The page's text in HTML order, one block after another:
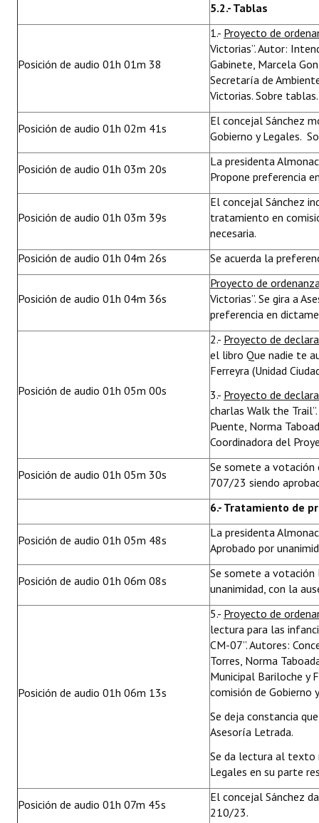
5.2.- Tablas
Posición de audio 01h 01m 38
1.- Proyecto de
Victorias”. Autor:
Gabinete, Marcela
Secretaría de
Victorias. Sobre tablas.
Posición de audio 01h 02m 41s
El concejal Sánchez
Gobierno y Legales.
Posición de audio 01h 03m 20s
La presidenta
Propone preferencia
Posición de audio 01h 03m 39s
El concejal Sánchez
tratamiento en
necesaria.
Posición de audio 01h 04m 26s
Se acuerda la
Posición de audio 01h 04m 36s
Proyecto de
Victorias”. Se gira a
preferencia en
Posición de audio 01h 05m 00s
2.- Proyecto de
el libro Que nadie te
Ferreyra (Unidad
3.- Proyecto de
charlas Walk the
Puente, Norma
Coordinadora del
Posición de audio 01h 05m 30s
Se somete a
707/23 siendo
6.- Tratamiento de
Posición de audio 01h 05m 48s
La presidenta
Aprobado por
Posición de audio 01h 06m 08s
Se somete a votación
unanimidad, con la
Posición de audio 01h 06m 13s
5.- Proyecto de
lectura para las
CM-07”. Autores:
Torres, Norma
Municipal Bariloche y
comisión de Gobierno
Se deja constancia
Asesoría Letrada.
Se da lectura al texto
Legales en su parte
Posición de audio 01h 07m 45s
El concejal Sánchez
210/23.